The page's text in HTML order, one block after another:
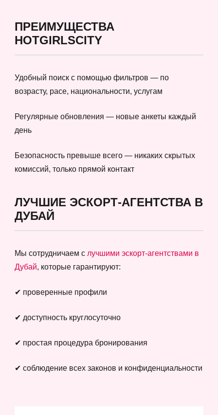
ПРЕИМУЩЕСТВА
HOTGIRLSCITY
Удобный поиск с помощью фильтров — по
возрасту, расе, национальности, услугам
Регулярные обновления — новые анкеты каждый
день
Безопасность превыше всего — никаких скрытых
комиссий, только прямой контакт
ЛУЧШИЕ ЭСКОРТ-АГЕНТСТВА В
ДУБАЙ
Мы сотрудничаем с лучшими эскорт-агентствами в
Дубай, которые гарантируют:
✔ проверенные профили
✔ доступность круглосуточно
✔ простая процедура бронирования
✔ соблюдение всех законов и конфиденциальности